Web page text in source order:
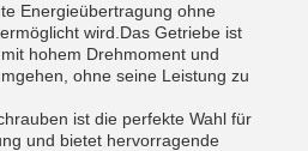
Energieübertragung ohne
wird.Das Getriebe ist
hohem Drehmoment und
ohne seine Leistung zu
ist die perfekte Wahl für
und bietet hervorragende